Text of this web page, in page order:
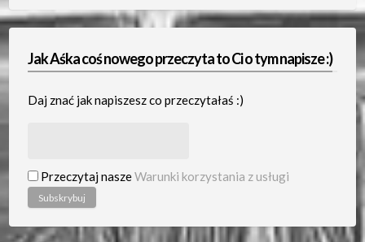
Jak Aśka coś nowego przeczyta to Ci o tym napisze :)
Daj znać jak napiszesz co przeczytałaś :)
Przeczytaj naszeWarunki korzystania z usługi